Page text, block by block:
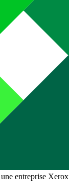
entreprise Xerox